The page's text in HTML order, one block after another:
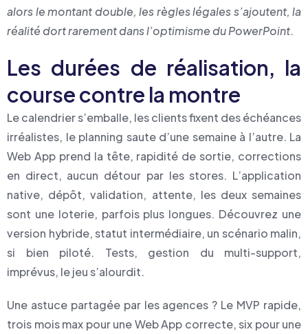
alors le montant double, les règles légales s’ajoutent, la
réalité dort rarement dans l’optimisme du PowerPoint.
Les durées de réalisation, la
course contre la montre
Le calendrier s’emballe, les clients fixent des échéances
irréalistes, le planning saute d’une semaine à l’autre. La
Web App prend la tête, rapidité de sortie, corrections
en direct, aucun détour par les stores. L’application
native, dépôt, validation, attente, les deux semaines
sont une loterie, parfois plus longues. Découvrez une
version hybride, statut intermédiaire, un scénario malin,
si bien piloté. Tests, gestion du multi-support,
imprévus, le jeu s’alourdit.
Une astuce partagée par les agences ? Le MVP rapide,
trois mois max pour une Web App correcte, six pour une